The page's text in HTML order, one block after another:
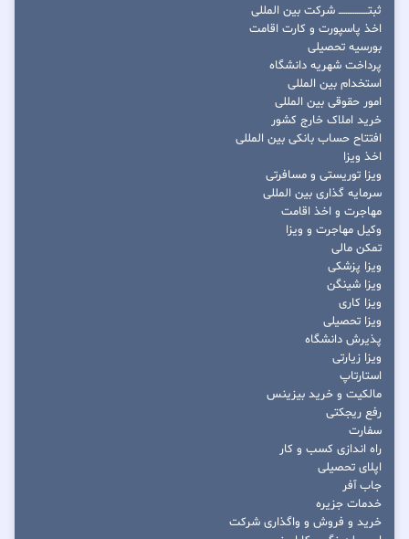
ثبتــــــــــــــــ شرکت بین المللی
اخذ پاسپورت و کارت اقامت
بورسیه تحصیلی
پرداخت شهریه دانشگاه
استخدام بین المللی
امور حقوقی بین المللی
خرید املاک خارج کشور
افتتاح حساب بانکی بین المللی
اخذ ویزا
ویزا توریستی و مسافرتی
سرمایه گذاری بین المللی
مهاجرت و اخذ اقامت
وکیل مهاجرت و ویزا
تمکن مالی
ویزا پزشکی
ویزا شینگن
ویزا کاری
ویزا تحصیلی
پذیرش دانشگاه
ویزا زیارتی
استارتاپ
مالکیت و خرید بیزینس
رفع ریجکتی
سفارت
راه اندازی کسب و کار
اپلای تحصیلی
جاب آفر
خدمات جزیره
خرید و فروش و واگذاری شرکت